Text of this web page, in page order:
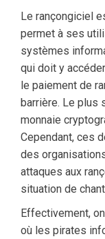
Le rançongiciel
permet à ses
systèmes
qui doit y
le paiement de
barrière. Le plus
monnaie
Cependant, ces
des
attaques aux
situation de
Effectivement,
où les pirates